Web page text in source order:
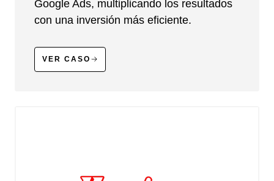
Google Ads, multiplicando los resultados
con una inversión más eficiente.
VER CASO